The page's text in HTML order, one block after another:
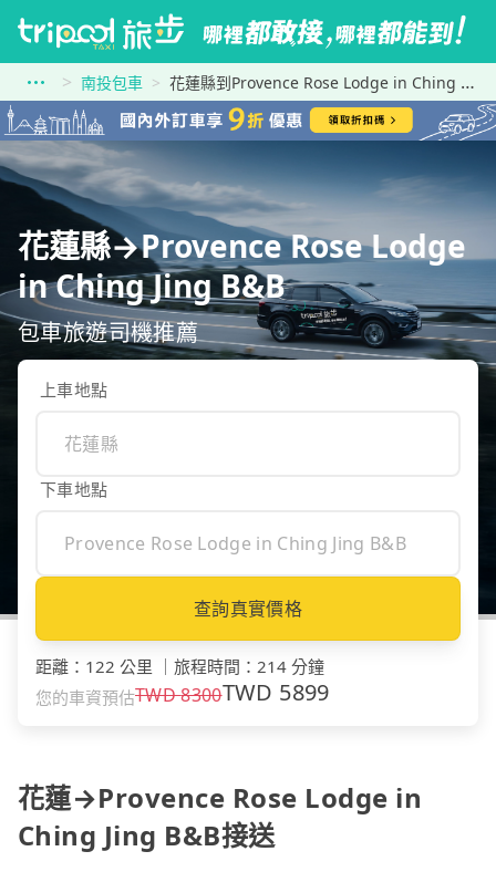
南投包車 花蓮縣到Provence Rose Lodge in Ching Jing B&amp;B
花蓮縣→Provence Rose Lodge
in Ching Jing B&B
包車旅遊司機推薦
上車地點
下車地點
查詢真實價格
距離 ： 122 公里 旅程時間 ： 214 分鐘
您的車資預估TWD8300TWD 5899
花蓮→Provence Rose Lodge in
Ching Jing B&B接送